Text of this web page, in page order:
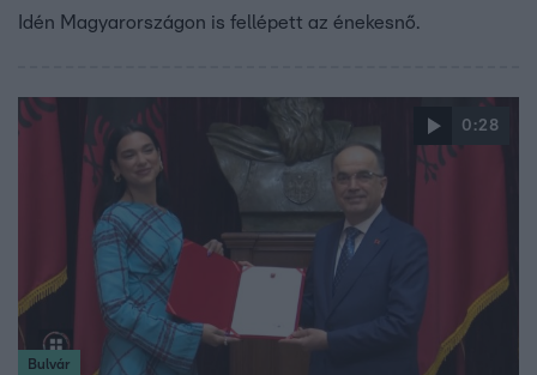
Idén Magyarországon is fellépett az énekesnő.
0:28
Bulvár